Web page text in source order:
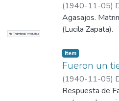
No Thumbnail Available
(1940-11-05)
Agasajos.
(Lucila Zapata).
Item
Fueron un
(1940-11-05)
Respuesta de